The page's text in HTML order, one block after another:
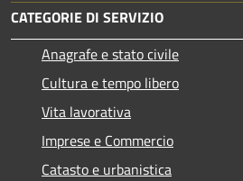
CATEGORIE DI SERVIZIO
Anagrafe e stato civile
Cultura e tempo libero
Vita lavorativa
Imprese e Commercio
Catasto e urbanistica